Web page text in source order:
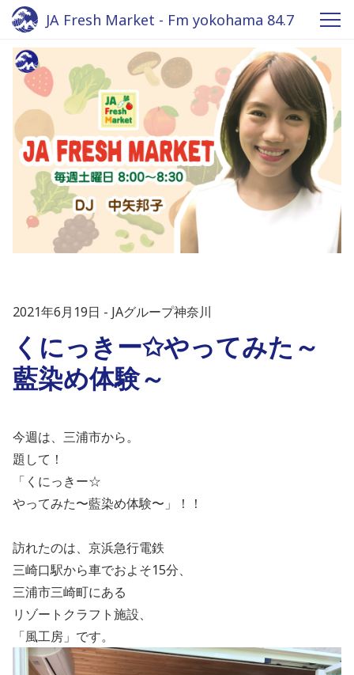
JA Fresh Market - Fm yokohama 84.7
2021年6月19日 JAグループ神奈川
くにっきー✩やってみた～
藍染め体験～
今週は、三浦市から。
題して！
「くにっきー☆
やってみた〜藍染め体験〜」！！
訪れたのは、京浜急行電鉄
三崎口駅から車でおよそ15分、
三浦市三崎町にある
リゾートクラフト施設、
「風工房」です。